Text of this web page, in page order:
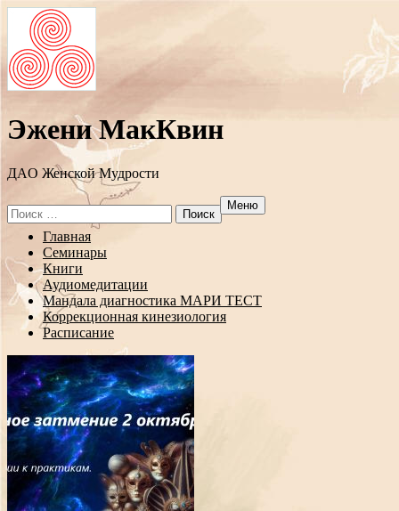
Эжени МакКвин
ДAO Женской Мудрости
Search
for:
Меню
Перейти
содержанию
Главная
Семинары
Книги
Аудиомедитации
Мандала диагностика МАРИ ТЕСТ
Коррекционная кинезиология
Расписание